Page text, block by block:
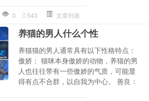
0 543 文章列表
养猫的男人什么个性
养猫猫的男人通常具有以下性格特点：
傲娇： 猫咪本身傲娇的动物，养猫的男
人也往往带有一些傲娇的气质，可能显
得有点不合群，以自我为中心。 善良：